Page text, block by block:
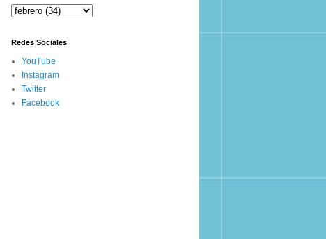
Redes Sociales
YouTube
Instagram
Twitter
Facebook